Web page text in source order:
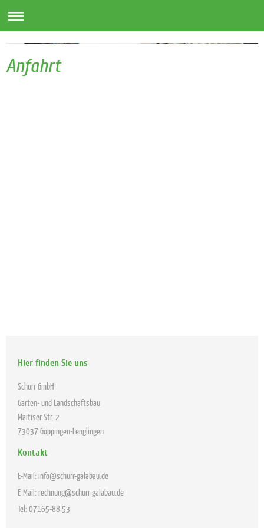
Anfahrt
Hier finden Sie uns
Schurr GmbH
Garten- und Landschaftsbau
Maitiser Str. 2
73037 Göppingen-Lenglingen
Kontakt
E-Mail: info@schurr-galabau.de
E-Mail: rechnung@schurr-galabau.de
Tel: 07165-88 53